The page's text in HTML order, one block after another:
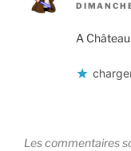
A
Les commentaires